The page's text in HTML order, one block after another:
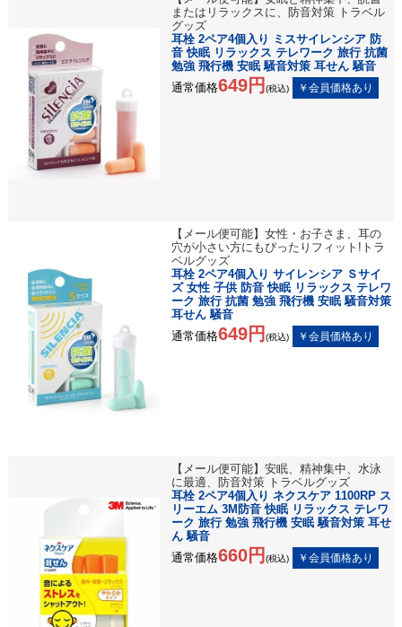
またはリラックスに、防音対策 トラベル
グッズ
耳栓 2ペア4個入り ミスサイレンシア 防
音 快眠 リラックス テレワーク 旅行 抗菌
勉強 飛行機 安眠 騒音対策 耳せん 騒音
通常価格649円 (税込)
【メール便可能】女性・お子さま、耳の
穴が小さい方にもぴったりフィット!トラ
ベルグッズ
耳栓 2ペア4個入り サイレンシア Ｓサイ
ズ 女性 子供 防音 快眠 リラックス テレワ
ーク 旅行 抗菌 勉強 飛行機 安眠 騒音対策
耳せん 騒音
通常価格649円 (税込)
【メール便可能】安眠、精神集中、水泳
に最適、防音対策 トラベルグッズ
耳栓 2ペア4個入り ネクスケア 1100RP ス
リーエム 3M防音 快眠 リラックス テレワ
ーク 旅行 勉強 飛行機 安眠 騒音対策 耳せ
ん 騒音
通常価格660円 (税込)